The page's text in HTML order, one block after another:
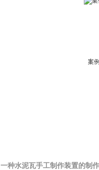
案
一种水泥瓦手工制作装置的制